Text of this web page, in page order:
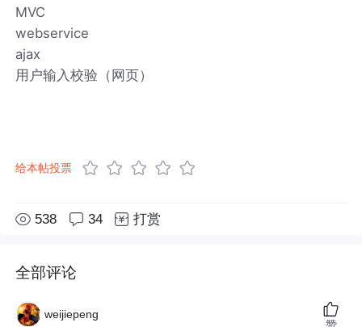
MVC
webservice
ajax
用户输入校验（网页）
给本帖投票
538 34 打赏
全部评论
weijiepeng
赞